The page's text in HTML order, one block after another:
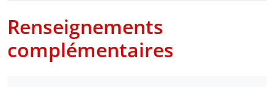
Renseignements
complémentaires